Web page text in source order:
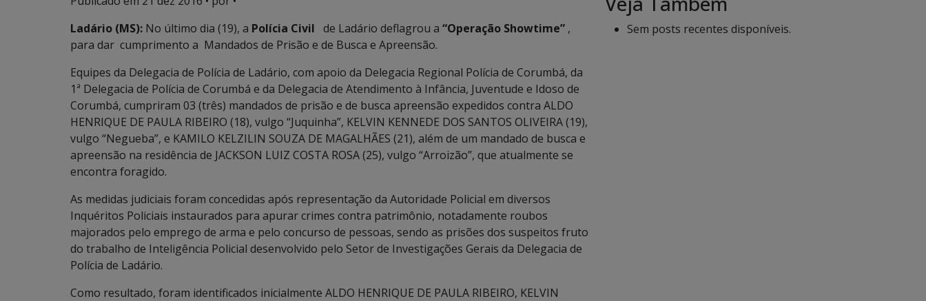
Ladário (MS): No último dia (19), a Polícia Civil de Ladário deflagrou a “Operação Showtime” ,
para dar cumprimento a Mandados de Prisão e de Busca e Apreensão.
Equipes da Delegacia de Polícia de Ladário, com apoio da Delegacia Regional Polícia de Corumbá, da
1ª Delegacia de Polícia de Corumbá e da Delegacia de Atendimento à Infância, Juventude e Idoso de
Corumbá, cumpriram 03 (três) mandados de prisão e de busca apreensão expedidos contra ALDO
HENRIQUE DE PAULA RIBEIRO (18), vulgo “Juquinha”, KELVIN KENNEDE DOS SANTOS OLIVEIRA (19),
vulgo “Negueba”, e KAMILO KELZILIN SOUZA DE MAGALHÃES (21), além de um mandado de busca e
apreensão na residência de JACKSON LUIZ COSTA ROSA (25), vulgo “Arroizão”, que atualmente se
encontra foragido.
As medidas judiciais foram concedidas após representação da Autoridade Policial em diversos
Inquéritos Policiais instaurados para apurar crimes contra patrimônio, notadamente roubos
majorados pelo emprego de arma e pelo concurso de pessoas, sendo as prisões dos suspeitos fruto
do trabalho de Inteligência Policial desenvolvido pelo Setor de Investigações Gerais da Delegacia de
Polícia de Ladário.
Como resultado, foram identificados inicialmente ALDO HENRIQUE DE PAULA RIBEIRO, KELVIN
Sem posts recentes disponíveis.